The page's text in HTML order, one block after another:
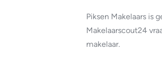
Piksen Makelaars is
Makelaarscout24
makelaar.